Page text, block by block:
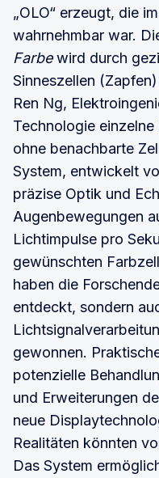
„OLO“ erzeugt, die
wahrnehmbar war.
Farbewird durch
Sinneszellen
Ren Ng,
Technologie
ohne benachbarte
System, entwickelt
präzise Optik und
Augenbewegungen
Lichtimpulse pro
gewünschten
haben die
entdeckt, sondern
gewonnen.
potenzielle
und Erweiterungen
neue
Realitäten könnten
Das System